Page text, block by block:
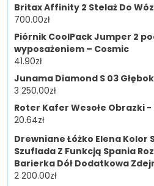
Britax Affinity 2 Stelaż Do
700.00zł
Piórnik CoolPack Jumper 2
wyposażeniem – Cosmic
41.90zł
Junama Diamond S 03
3 250.00zł
Roter Kafer Wesołe Obrazki
20.64zł
Drewniane Łóżko Elena Kolor
Szuflada Z Funkcją Spania
Barierka Dół Dodatkowa
2 200.00zł